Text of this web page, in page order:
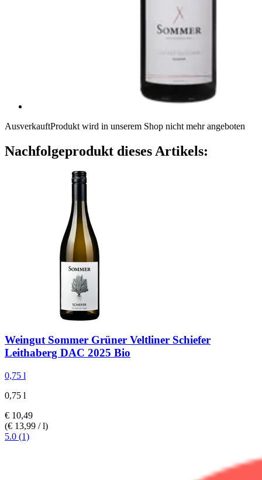
AusverkauftProdukt wird in unserem Shop nicht mehr angeboten
Nachfolgeprodukt dieses Artikels:
Weingut Sommer Grüner Veltliner Schiefer
Leithaberg DAC 2025 Bio
0,75 l
0,75 l
€ 10,49
(€ 13,99 / l)
5.0 (1)